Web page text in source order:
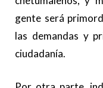
gente será
las demandas y
ciudadanía.